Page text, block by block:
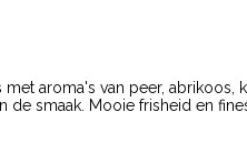
aroma's van peer,
smaak. Mooie frisheid en